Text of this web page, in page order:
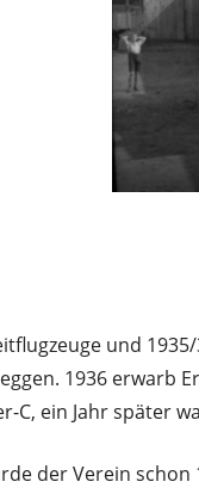
und
1936 erwarb
C, ein Jahr später
der Verein